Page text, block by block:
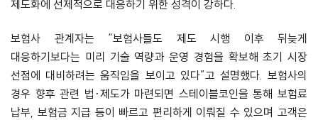
제도화에 선제적으로 대응하기 위한 성격이 강하다.
보험사 관계자는 “보험사들도 제도 시행 이후 뒤늦게
대응하기보다는 미리 기술 역량과 운영 경험을 확보해 초기 시장
선점에 대비하려는 움직임을 보이고 있다”고 설명했다. 보험사의
경우 향후 관련 법·제도가 마련되면 스테이블코인을 통해 보험료
납부, 보험금 지급 등이 빠르고 편리하게 이뤄질 수 있으며 고객은